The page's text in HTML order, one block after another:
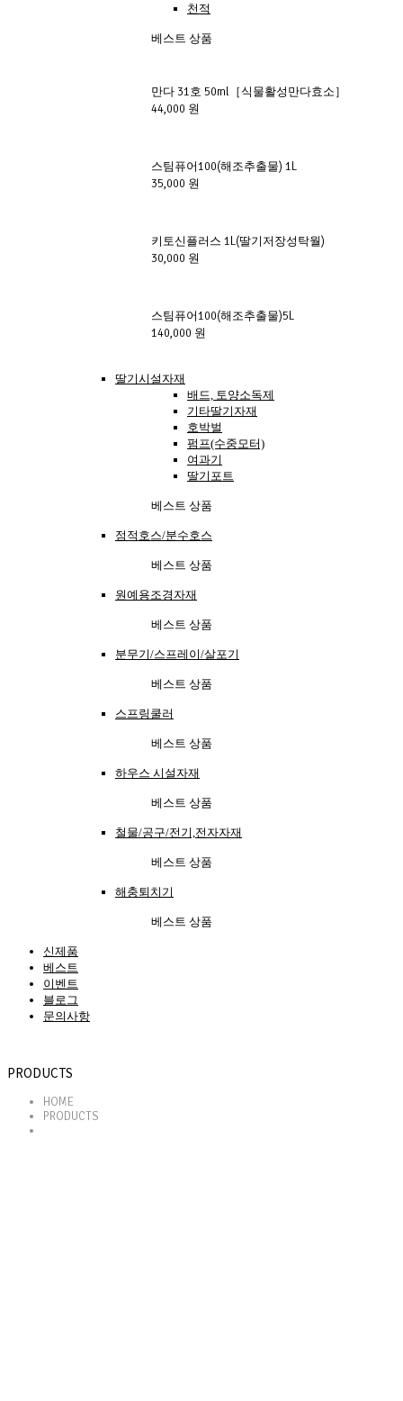
천적
베스트 상품
만다 31호 50ml［식물활성만다효소］
44,000 원
스팀퓨어100(해조추출물) 1L
35,000 원
키토신플러스 1L(딸기저장성탁월)
30,000 원
스팀퓨어100(해조추출물)5L
140,000 원
딸기시설자재
배드, 토양소독제
기타딸기자재
호박벌
펌프(수중모터)
여과기
딸기포트
베스트 상품
점적호스/분수호스
베스트 상품
원예용조경자재
베스트 상품
분무기/스프레이/살포기
베스트 상품
스프링쿨러
베스트 상품
하우스 시설자재
베스트 상품
철물/공구/전기,전자자재
베스트 상품
해충퇴치기
베스트 상품
신제품
베스트
이벤트
블로그
문의사항
PRODUCTS
HOME
PRODUCTS